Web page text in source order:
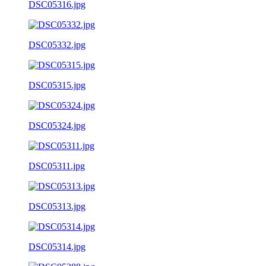
DSC05316.jpg
DSC05332.jpg
DSC05315.jpg
DSC05324.jpg
DSC05311.jpg
DSC05313.jpg
DSC05314.jpg